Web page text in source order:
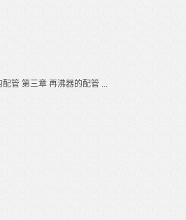
管 第三章 再沸器的配管 ...